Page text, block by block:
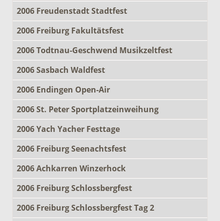
2006 Freudenstadt Stadtfest
2006 Freiburg Fakultätsfest
2006 Todtnau-Geschwend Musikzeltfest
2006 Sasbach Waldfest
2006 Endingen Open-Air
2006 St. Peter Sportplatzeinweihung
2006 Yach Yacher Festtage
2006 Freiburg Seenachtsfest
2006 Achkarren Winzerhock
2006 Freiburg Schlossbergfest
2006 Freiburg Schlossbergfest Tag 2